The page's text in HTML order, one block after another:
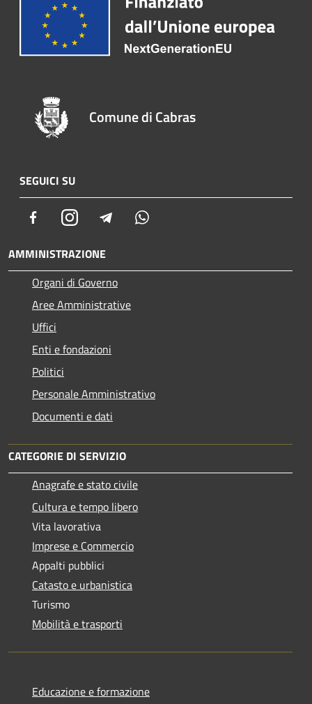
Comune di Cabras
SEGUICI SU
FacebookInstagram Telegram
AMMINISTRAZIONE
Organi di Governo
Aree Amministrative
Uffici
Enti e fondazioni
Politici
Personale Amministrativo
Documenti e dati
CATEGORIE DI SERVIZIO
Anagrafe e stato civile
Cultura e tempo libero
Vita lavorativa
Imprese e Commercio
Appalti pubblici
Catasto e urbanistica
Turismo
Mobilità e trasporti
Educazione e formazione